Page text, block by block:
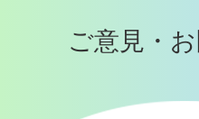
ご意見・